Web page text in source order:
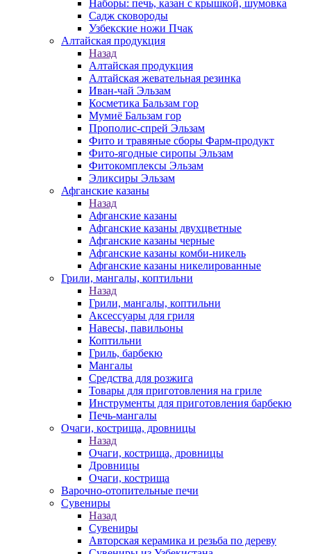
Наборы: печь, казан с крышкой, шумовка
Садж сковороды
Узбекские ножи Пчак
Алтайская продукция
Назад
Алтайская продукция
Алтайская жевательная резинка
Иван-чай Эльзам
Косметика Бальзам гор
Мумиё Бальзам гор
Прополис-спрей Эльзам
Фито и травяные сборы Фарм-продукт
Фито-ягодные сиропы Эльзам
Фитокомплексы Эльзам
Эликсиры Эльзам
Афганские казаны
Назад
Афганские казаны
Афганские казаны двухцветные
Афганские казаны черные
Афганские казаны комби-никель
Афганские казаны никелированные
Грили, мангалы, коптильни
Назад
Грили, мангалы, коптильни
Аксессуары для гриля
Навесы, павильоны
Коптильни
Гриль, барбекю
Мангалы
Средства для розжига
Товары для приготовления на гриле
Инструменты для приготовления барбекю
Печь-мангалы
Очаги, кострища, дровницы
Назад
Очаги, кострища, дровницы
Дровницы
Очаги, кострища
Варочно-отопительные печи
Сувениры
Назад
Сувениры
Авторская керамика и резьба по дереву